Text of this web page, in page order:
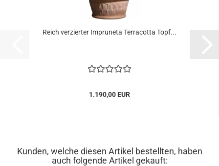
Reich verzierter Impruneta Terracotta Topf...
1.190,00 EUR
Kunden, welche diesen Artikel bestellten, haben
auch folgende Artikel gekauft: